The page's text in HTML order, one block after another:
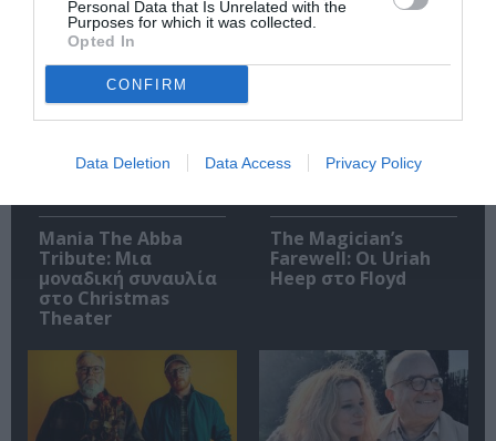
Personal Data that Is Unrelated with the
Purposes for which it was collected.
Opted In
CONFIRM
Data Deletion Data Access Privacy Policy
Mania The Abba
Tribute: Μια
μοναδική συναυλία
στο Christmas
Theater
The Magician’s
Farewell: Οι Uriah
Heep στο Floyd